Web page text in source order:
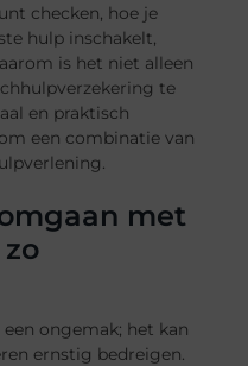
checken, hoe je
hulp inschakelt,
is het niet alleen
te
en praktisch
een combinatie van
met
ongemak; het kan
ernstig bedreigen.